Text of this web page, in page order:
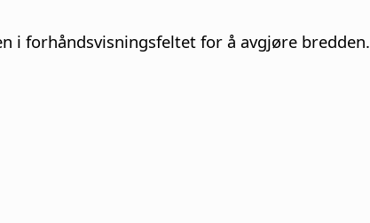
i forhåndsvisningsfeltet for å avgjøre bredden.